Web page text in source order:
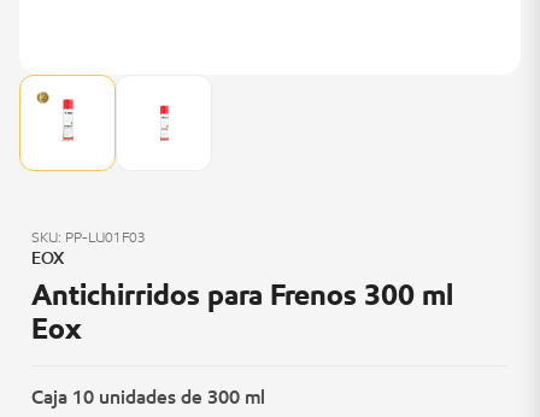
SKU: PP-LU01F03
EOX
Antichirridos para Frenos 300 ml
Eox
Caja 10 unidades de 300 ml